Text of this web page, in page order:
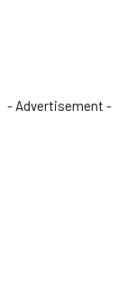
- Advertisement -